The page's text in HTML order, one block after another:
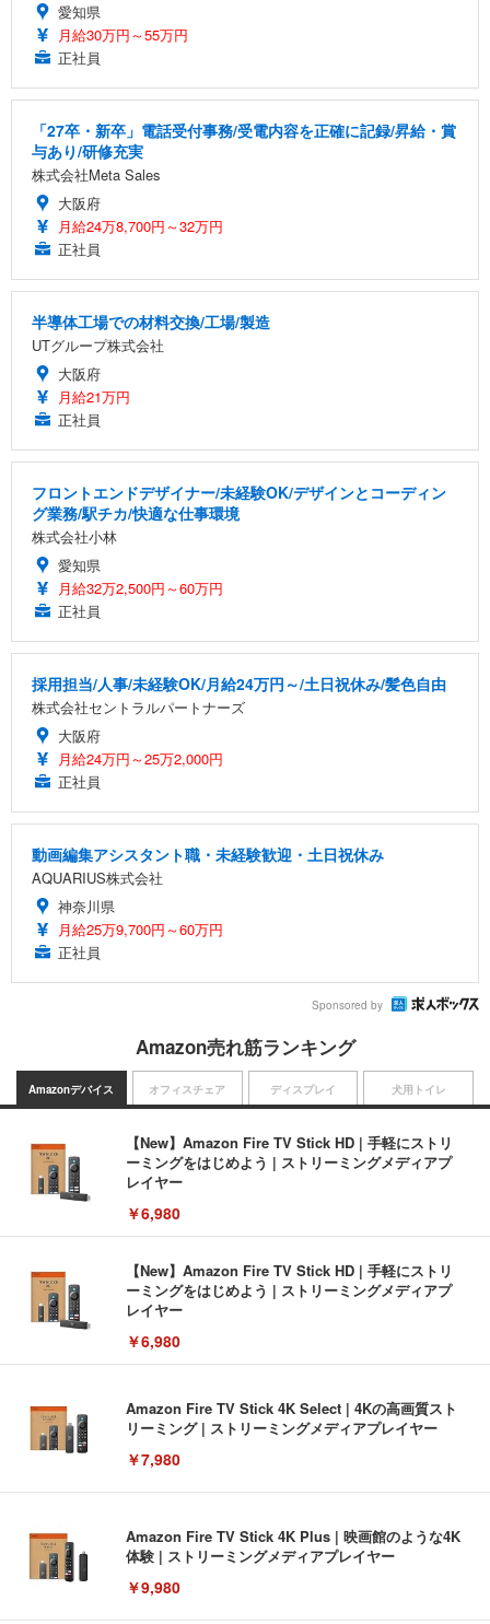
愛知県
月給30万円～55万円
正社員
「27卒・新卒」電話受付事務/受電内容を正確に記録/昇給・賞
与あり/研修充実
株式会社Meta Sales
大阪府
月給24万8,700円～32万円
正社員
半導体工場での材料交換/工場/製造
UTグループ株式会社
大阪府
月給21万円
正社員
フロントエンドデザイナー/未経験OK/デザインとコーディン
グ業務/駅チカ/快適な仕事環境
株式会社小林
愛知県
月給32万2,500円～60万円
正社員
採用担当/人事/未経験OK/月給24万円～/土日祝休み/髪色自由
株式会社セントラルパートナーズ
大阪府
月給24万円～25万2,000円
正社員
動画編集アシスタント職・未経験歓迎・土日祝休み
AQUARIUS株式会社
神奈川県
月給25万9,700円～60万円
正社員
Sponsored by
Amazon売れ筋ランキング
Amazonデバイス
【New】Amazon Fire TV Stick HD | 手軽にストリ
ーミングをはじめよう | ストリーミングメディアプ
レイヤー
￥6,980
【New】Amazon Fire TV Stick HD | 手軽にストリ
ーミングをはじめよう | ストリーミングメディアプ
レイヤー
￥6,980
Amazon Fire TV Stick 4K Select | 4Kの高画質スト
リーミング | ストリーミングメディアプレイヤー
￥7,980
Amazon Fire TV Stick 4K Plus | 映画館のような4K
体験 | ストリーミングメディアプレイヤー
￥9,980
オフィスチェア ディスプレイ 犬用トイレ